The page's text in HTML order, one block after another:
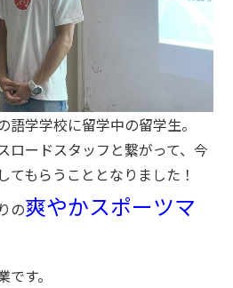
学学校に留学中の留学生。
ロードスタッフと繋がって、今
てもらうこととなりました！
の爽やかスポーツマ
す。